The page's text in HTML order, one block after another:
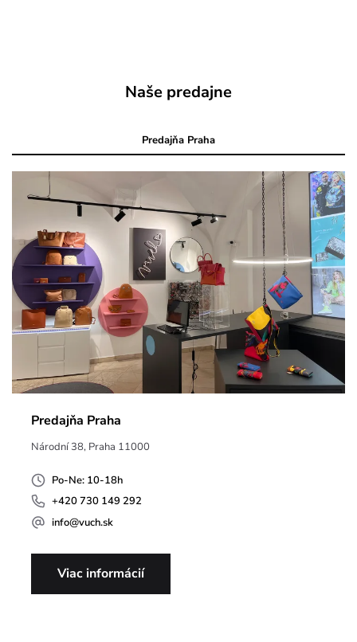
Naše predajne
Predajňa Praha
Predajňa Praha
Národní 38, Praha 11000
Po-Ne: 10-18h
+420 730 149 292
info@vuch.sk
Viac informácií